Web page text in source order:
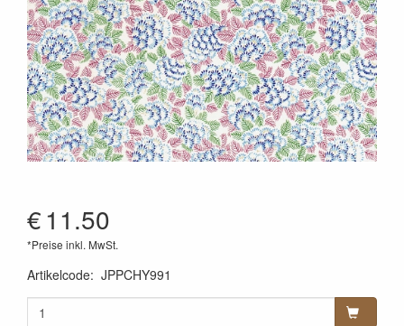
€11.50
*Preise inkl. MwSt.
Artikelcode: JPPCHY991